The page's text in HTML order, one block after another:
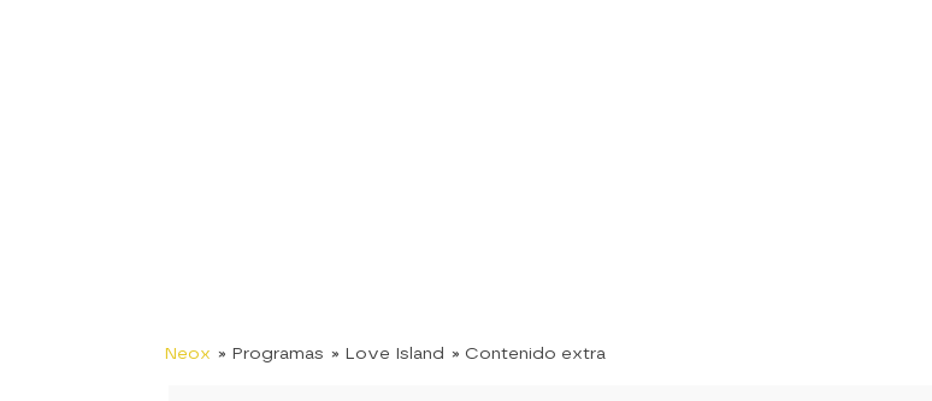
Neox » Programas » Love Island » Contenido extra